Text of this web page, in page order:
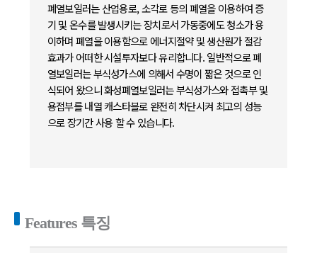
폐열보일러는 산업용로, 소각로 등의 폐열을 이용하여 증
기 및 온수를 발생시키는 장치로서 가동중에도 청소가 용
이하며 폐열을 이용함으로 에너지절약 및 생산원가 절감
효과가 어떠한 시설투자보다 유리합니다. 일반적으로 폐
열보일러는 부식성가스에 의해서 수명이 짧은 것으로 인
식되어 왔으니 화성폐열보일러는 부식성가스와 접촉부 및
용접부를 내열 캐스타블로 완전히 차단시켜 최고의 성능
으로 장기간 사용 할 수 있습니다.
Features 특징